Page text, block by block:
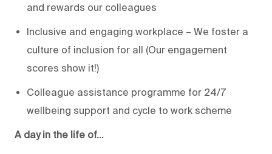
and rewards our colleagues
Inclusive and engaging workplace – We foster a
culture of inclusion for all (Our engagement
scores show it!)
Colleague assistance programme for 24/7
wellbeing support and cycle to work scheme
A day in the life of…